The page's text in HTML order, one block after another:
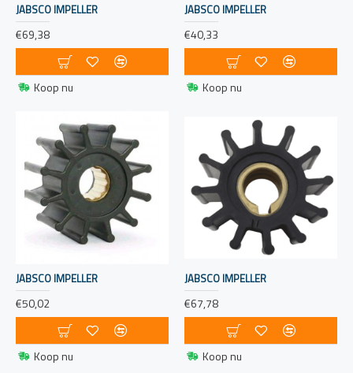
JABSCO IMPELLER
€69,38
Koop nu
JABSCO IMPELLER
€40,33
Koop nu
JABSCO IMPELLER
€50,02
Koop nu
JABSCO IMPELLER
€67,78
Koop nu